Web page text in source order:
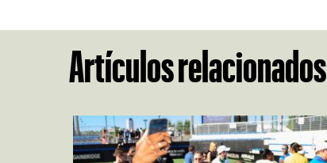
Artículos relacionados